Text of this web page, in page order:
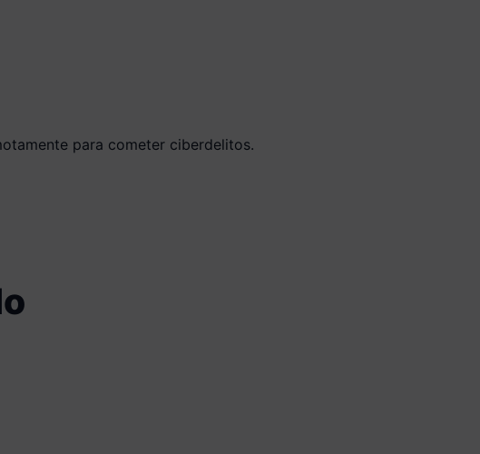
para cometer ciberdelitos.